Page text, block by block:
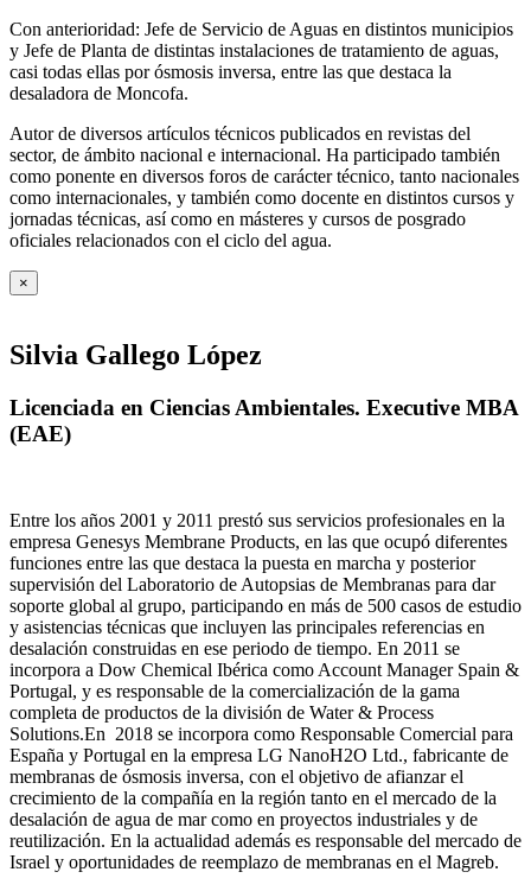
Con anterioridad: Jefe de Servicio de Aguas en distintos municipios
y Jefe de Planta de distintas instalaciones de tratamiento de aguas,
casi todas ellas por ósmosis inversa, entre las que destaca la
desaladora de Moncofa.
Autor de diversos artículos técnicos publicados en revistas del
sector, de ámbito nacional e internacional. Ha participado también
como ponente en diversos foros de carácter técnico, tanto nacionales
como internacionales, y también como docente en distintos cursos y
jornadas técnicas, así como en másteres y cursos de posgrado
oficiales relacionados con el ciclo del agua.
×
Silvia Gallego López
Licenciada en Ciencias Ambientales. Executive MBA
(EAE)
Entre los años 2001 y 2011 prestó sus servicios profesionales en la
empresa Genesys Membrane Products, en las que ocupó diferentes
funciones entre las que destaca la puesta en marcha y posterior
supervisión del Laboratorio de Autopsias de Membranas para dar
soporte global al grupo, participando en más de 500 casos de estudio
y asistencias técnicas que incluyen las principales referencias en
desalación construidas en ese periodo de tiempo. En 2011 se
incorpora a Dow Chemical Ibérica como Account Manager Spain &
Portugal, y es responsable de la comercialización de la gama
completa de productos de la división de Water & Process
Solutions.En 2018 se incorpora como Responsable Comercial para
España y Portugal en la empresa LG NanoH2O Ltd., fabricante de
membranas de ósmosis inversa, con el objetivo de afianzar el
crecimiento de la compañía en la región tanto en el mercado de la
desalación de agua de mar como en proyectos industriales y de
reutilización. En la actualidad además es responsable del mercado de
Israel y oportunidades de reemplazo de membranas en el Magreb.